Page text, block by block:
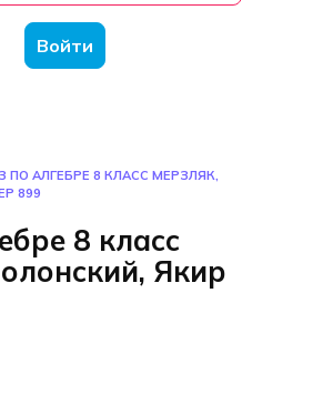
Войти
ПО АЛГЕБРЕ 8 КЛАСС МЕРЗЛЯК,
899
8 класс
Якир